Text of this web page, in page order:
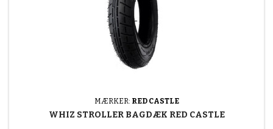
MÆRKER: RED CASTLE
WHIZ STROLLER BAGDÆK RED CASTLE